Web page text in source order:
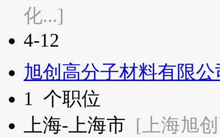
化...]
4-12
旭创高分子材料有限公
1 个职位
上海-上海市 [上海旭